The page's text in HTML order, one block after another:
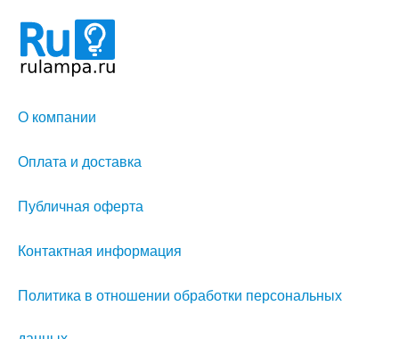
О компании
Оплата и доставка
Публичная оферта
Контактная информация
Политика в отношении обработки персональных